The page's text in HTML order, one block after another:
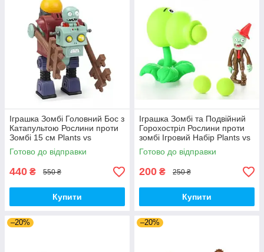
Іграшка Зомбі Головний Бос з
Катапультою Рослини проти
Зомбі 15 см Plants vs
Zombies (00140)
Готово до відправки
440 ₴ 550 ₴
Купити
Іграшка Зомбі та Подвійний
Горохостріл Рослини проти
зомбі Ігровий Набір Plants vs
Zombies (00173)
Готово до відправки
200 ₴ 250 ₴
Купити
–20% –20%